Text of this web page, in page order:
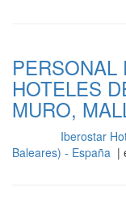
PERSONAL
HOTELES
MURO,
Iberostar
Baleares) - España |